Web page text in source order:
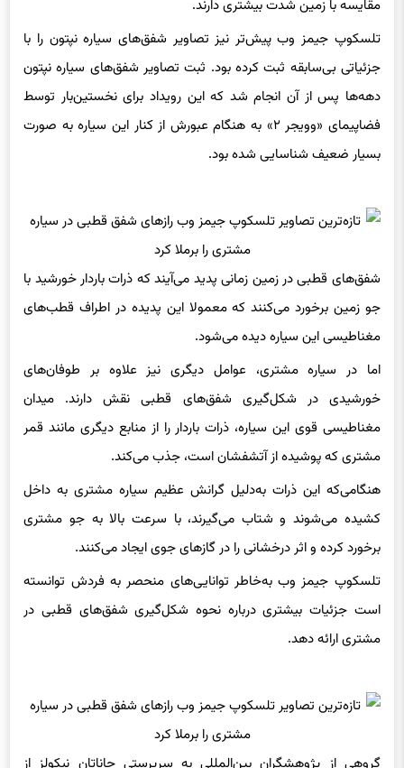
مقایسه با زمین شدت بیشتری دارند.
تلسکوپ جیمز وب پیش‌تر نیز تصاویر شفق‌های سیاره نپتون را با
جزئیاتی بی‌سابقه ثبت کرده بود. ثبت تصاویر شفق‌های سیاره نپتون
دهه‌ها پس از آن‌ انجام شد که این رویداد برای نخستین‌بار توسط
فضاپیمای «وویجر ۲» به هنگام عبورش از کنار این سیاره به صورت
بسیار ضعیف شناسایی شده بود.
شفق‌های قطبی در زمین زمانی پدید می‌آیند که ذرات باردار خورشید با
جو زمین برخورد می‌کنند که معمولا این پدیده در اطراف قطب‌های
مغناطیسی این سیاره دیده می‌شود.
اما در سیاره مشتری، عوامل دیگری نیز علاوه بر طوفان‌های
خورشیدی در شکل‌گیری شفق‌های قطبی نقش دارند. میدان
مغناطیسی قوی این سیاره، ذرات باردار را از منابع دیگری مانند قمر
مشتری که پوشیده از آتشفشان است، جذب می‌کند.
هنگامی‌که این ذرات به‌دلیل گرانش عظیم سیاره مشتری به داخل
کشیده می‌شوند و شتاب می‌گیرند، با سرعت بالا به جو مشتری
برخورد کرده و اثر درخشانی را در گازهای جوی ایجاد می‌کنند.
تلسکوپ جیمز وب به‌خاطر توانایی‌های منحصر به فردش توانسته
است جزئیات بیشتری درباره نحوه شکل‌گیری شفق‌های قطبی در
مشتری ارائه دهد.
گروهی از پژوهشگران بین‌المللی به سرپرستی جاناتان نیکولز از